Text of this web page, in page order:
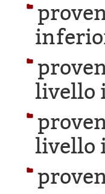
livello
livello